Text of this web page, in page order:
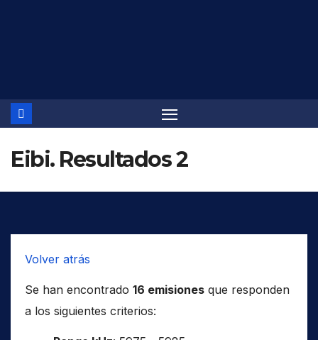
Eibi. Resultados 2
Volver atrás
Se han encontrado 16 emisiones que responden
a los siguientes criterios: